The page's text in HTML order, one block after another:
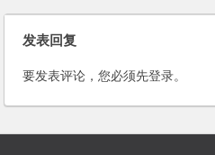
发表回复
要发表评论，您必须先登录。